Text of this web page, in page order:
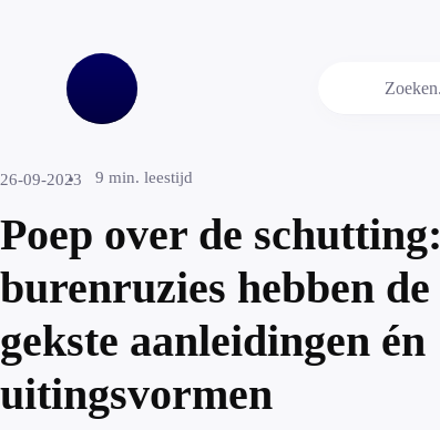
26-09-2023 9 min. leestijd
Poep over de schutting:
burenruzies hebben de
gekste aanleidingen én
uitingsvormen